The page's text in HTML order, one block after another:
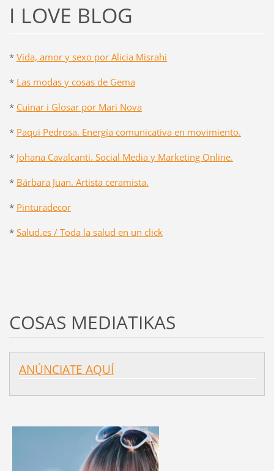
I LOVE BLOG
* Vida, amor y sexo por Alicia Misrahi
* Las modas y cosas de Gema
* Cuinar i Glosar por Mari Nova
* Paqui Pedrosa. Energía comunicativa en movimiento.
* Johana Cavalcanti. Social Media y Marketing Online.
* Bárbara Juan. Artista ceramista.
* Pinturadecor
* Salud.es / Toda la salud en un click
COSAS MEDIATIKAS
ANÚNCIATE AQUÍ